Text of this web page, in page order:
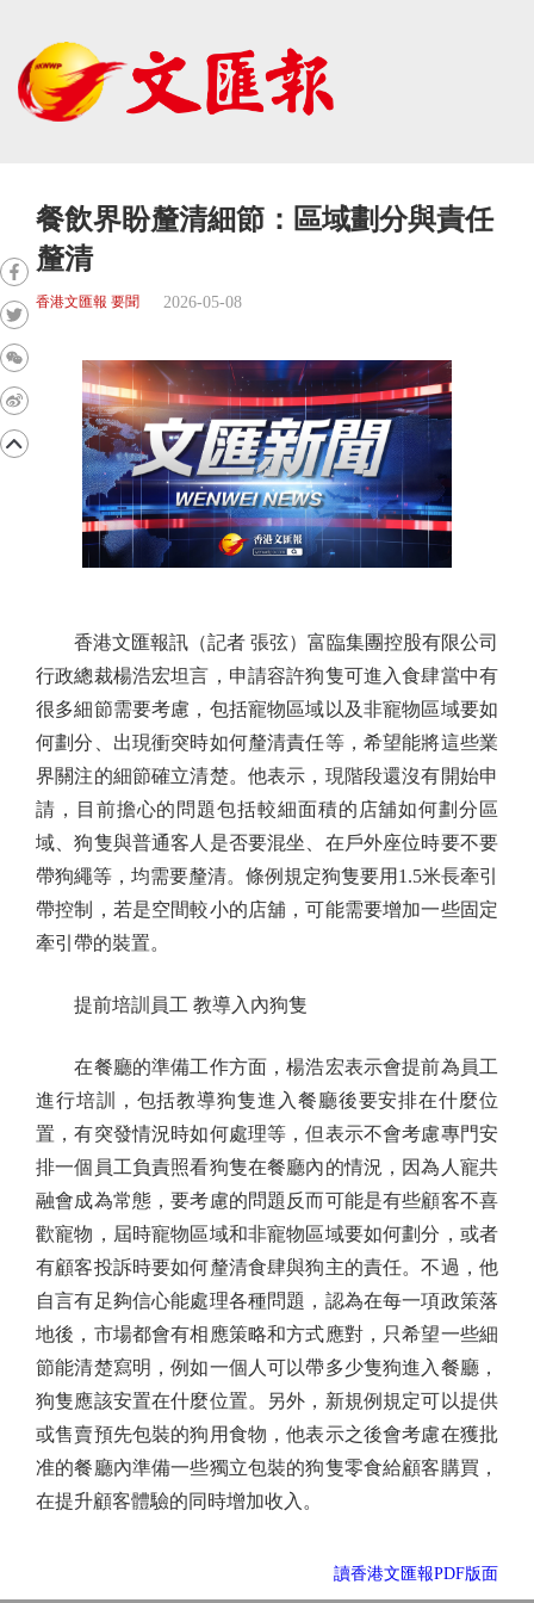
餐飲界盼釐清細節：區域劃分與責任
釐清
香港文匯報 要聞 2026-05-08
香港文匯報訊（記者 張弦）富臨集團控股有限公司
行政總裁楊浩宏坦言，申請容許狗隻可進入食肆當中有
很多細節需要考慮，包括寵物區域以及非寵物區域要如
何劃分、出現衝突時如何釐清責任等，希望能將這些業
界關注的細節確立清楚。他表示，現階段還沒有開始申
請，目前擔心的問題包括較細面積的店舖如何劃分區
域、狗隻與普通客人是否要混坐、在戶外座位時要不要
帶狗繩等，均需要釐清。條例規定狗隻要用1.5米長牽引
帶控制，若是空間較小的店舖，可能需要增加一些固定
牽引帶的裝置。
提前培訓員工 教導入內狗隻
在餐廳的準備工作方面，楊浩宏表示會提前為員工
進行培訓，包括教導狗隻進入餐廳後要安排在什麼位
置，有突發情況時如何處理等，但表示不會考慮專門安
排一個員工負責照看狗隻在餐廳內的情況，因為人寵共
融會成為常態，要考慮的問題反而可能是有些顧客不喜
歡寵物，屆時寵物區域和非寵物區域要如何劃分，或者
有顧客投訴時要如何釐清食肆與狗主的責任。不過，他
自言有足夠信心能處理各種問題，認為在每一項政策落
地後，市場都會有相應策略和方式應對，只希望一些細
節能清楚寫明，例如一個人可以帶多少隻狗進入餐廳，
狗隻應該安置在什麼位置。另外，新規例規定可以提供
或售賣預先包裝的狗用食物，他表示之後會考慮在獲批
准的餐廳內準備一些獨立包裝的狗隻零食給顧客購買，
在提升顧客體驗的同時增加收入。
讀香港文匯報PDF版面